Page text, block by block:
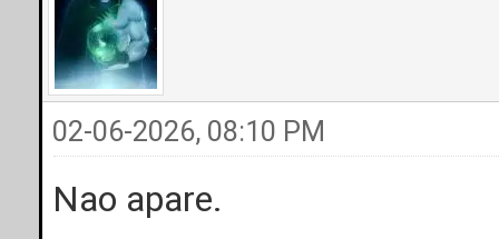
02-06-2026, 08:10 PM
Nao apare.